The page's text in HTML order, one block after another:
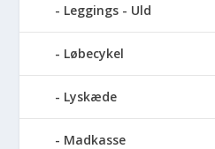
Leggings - Uld
Løbecykel
Lyskæde
Madkasse